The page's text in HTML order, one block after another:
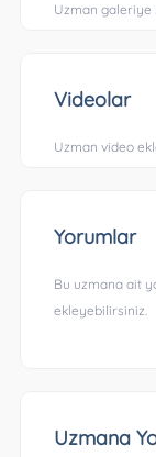
Uzman galeriye
Videolar
Uzman video
Yorumlar
Bu uzmana ait
ekleyebilirsiniz.
Uzmana